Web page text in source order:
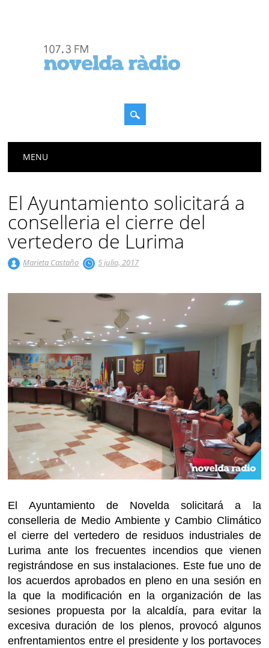
Menú principal
MENU
El Ayuntamiento solicitará a
conselleria el cierre del
vertedero de Lurima
Marieta Castaño 5 julio, 2017
El Ayuntamiento de Novelda solicitará a la
conselleria de Medio Ambiente y Cambio Climático
el cierre del vertedero de residuos industriales de
Lurima ante los frecuentes incendios que vienen
registrándose en sus instalaciones. Este fue uno de
los acuerdos aprobados en pleno en una sesión en
la que la modificación en la organización de las
sesiones propuesta por la alcaldía, para evitar la
excesiva duración de los plenos, provocó algunos
enfrentamientos entre el presidente y los portavoces